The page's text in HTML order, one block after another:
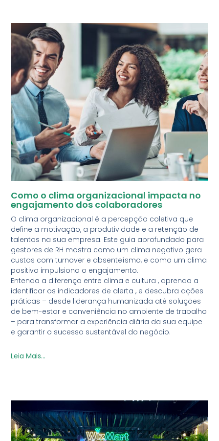
Como o clima organizacional impacta no
engajamento dos colaboradores
O clima organizacional é a percepção coletiva que
define a motivação, a produtividade e a retenção de
talentos na sua empresa. Este guia aprofundado para
gestores de RH mostra como um clima negativo gera
custos com turnover e absenteísmo, e como um clima
positivo impulsiona o engajamento.
Entenda a diferença entre clima e cultura , aprenda a
identificar os indicadores de alerta , e descubra ações
práticas – desde liderança humanizada até soluções
de bem-estar e conveniência no ambiente de trabalho
– para transformar a experiência diária da sua equipe
e garantir o sucesso sustentável do negócio.
Leia Mais...